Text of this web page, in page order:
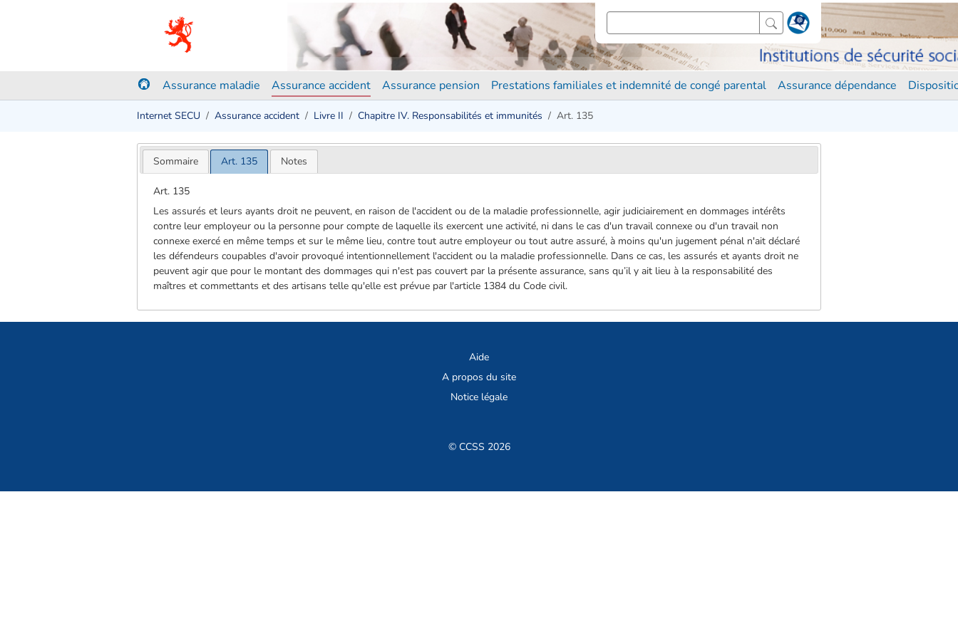
Assurance maladie Assurance accident Assurance pension Prestations familiales et indemnité de congé parental Assurance dépendance
Internet SECU Assurance accident Livre II Chapitre IV. Responsabilités et immunités Art. 135
Sommaire Art. 135 Notes
Art. 135
Les assurés et leurs ayants droit ne peuvent, en raison de l'accident ou de la maladie professionnelle, agir judiciairement en dommages intérêts
contre leur employeur ou la personne pour compte de laquelle ils exercent une activité, ni dans le cas d'un travail connexe ou d'un travail non
connexe exercé en même temps et sur le même lieu, contre tout autre employeur ou tout autre assuré, à moins qu'un jugement pénal n'ait déclaré
les défendeurs coupables d'avoir provoqué intentionnellement l'accident ou la maladie professionnelle. Dans ce cas, les assurés et ayants droit ne
peuvent agir que pour le montant des dommages qui n'est pas couvert par la présente assurance, sans qu’il y ait lieu à la responsabilité des
maîtres et commettants et des artisans telle qu'elle est prévue par l'article 1384 du Code civil.
Aide
A propos du site
Notice légale
© CCSS 2026